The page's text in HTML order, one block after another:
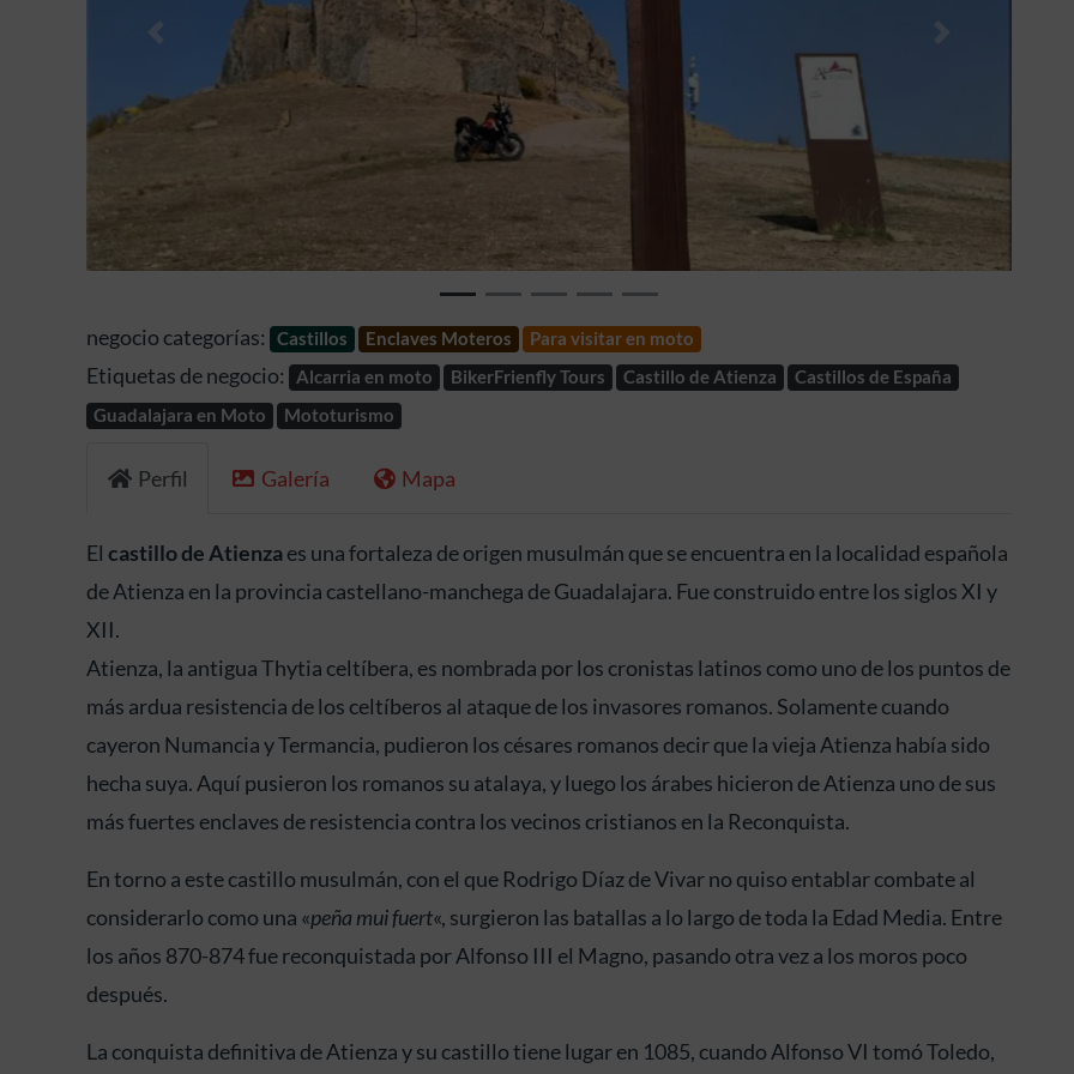
Anterior
negocio categorías: Castillos Enclaves Moteros Para visitar en moto
Etiquetas de negocio: Alcarria en moto BikerFrienfly Tours Castillo de Atienza
Castillos de España
Guadalajara en Moto
Mototurismo
Perfil Galería Mapa
El castillo de Atienzaes una fortaleza de origen musulmán que se encuentra en la localidad española
de Atienza en la provincia castellano-manchega de Guadalajara. Fue construido entre los siglos XI y
XII.
Atienza, la antigua Thytia celtíbera, es nombrada por los cronistas latinos como uno de los puntos de
más ardua resistencia de los celtíberos al ataque de los invasores romanos. Solamente cuando
cayeron Numancia y Termancia, pudieron los césares romanos decir que la vieja Atienza había sido
hecha suya. Aquí pusieron los romanos su atalaya, y luego los árabes hicieron de Atienza uno de sus
más fuertes enclaves de resistencia contra los vecinos cristianos en la Reconquista.
En torno a este castillo musulmán, con el que Rodrigo Díaz de Vivar no quiso entablar combate al
considerarlo como una «peña mui fuert«, surgieron las batallas a lo largo de toda la Edad Media. Entre
los años 870-874 fue reconquistada por Alfonso III el Magno, pasando otra vez a los moros poco
después.
La conquista definitiva de Atienza y su castillo tiene lugar en 1085, cuando Alfonso VI tomó Toledo,